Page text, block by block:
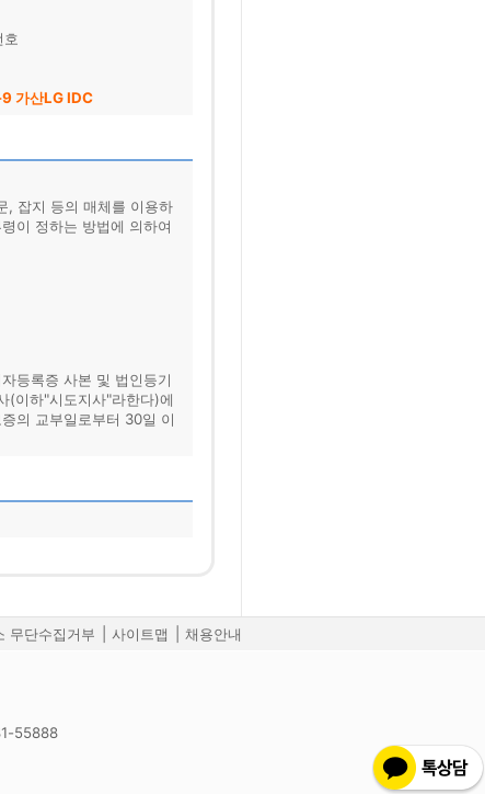
호
가산LG IDC
, 잡지 등의 매체를 이용하
이 정하는 방법에 의하여
등록증 사본 및 법인등기
(이하"시도지사"라한다)에
의 교부일로부터 30일 이
무단수집거부 사이트맵 채용안내
55888